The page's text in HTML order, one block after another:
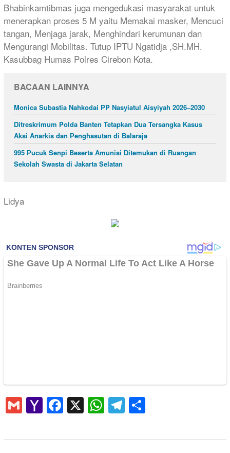
Bhabinkamtibmas juga mengedukasi masyarakat untuk
menerapkan proses 5 M yaitu Memakai masker, Mencuci
tangan, Menjaga jarak, Menghindari kerumunan dan
Mengurangi Mobilitas. Tutup IPTU Ngatidja ,SH.MH.
Kasubbag Humas Polres Cirebon Kota.
BACAAN LAINNYA
Monica Subastia Nahkodai PP Nasyiatul Aisyiyah 2026–2030
Ditreskrimum Polda Banten Tetapkan Dua Tersangka Kasus
Aksi Anarkis dan Penghasutan di Balaraja
995 Pucuk Senpi Beserta Amunisi Ditemukan di Ruangan
Sekolah Swasta di Jakarta Selatan
Lidya
GmailYahooFacebook
X WhatsApp
Telegram